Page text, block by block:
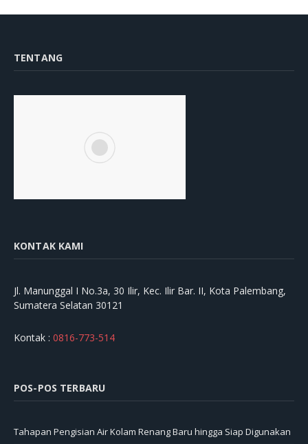
TENTANG
KONTAK KAMI
Jl. Manunggal I No.3a, 30 Ilir, Kec. Ilir Bar. II, Kota Palembang,
Sumatera Selatan 30121
Kontak : 0816-773-514
POS-POS TERBARU
Tahapan Pengisian Air Kolam Renang Baru hingga Siap Digunakan